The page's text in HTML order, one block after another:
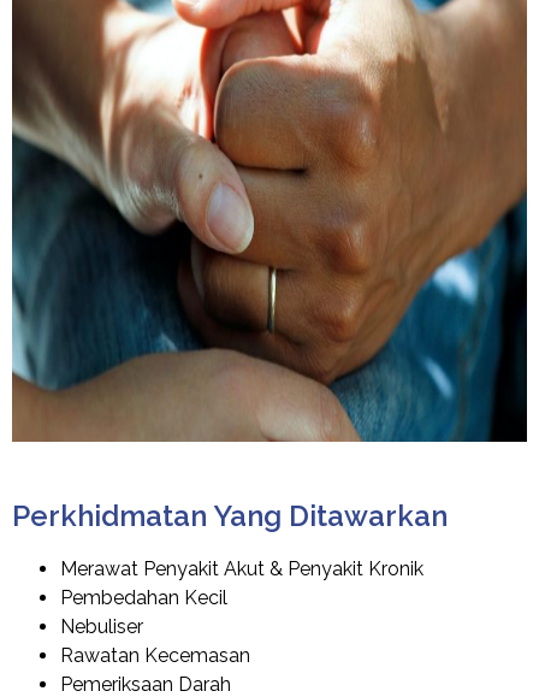
Perkhidmatan Yang Ditawarkan
Merawat Penyakit Akut & Penyakit Kronik
Pembedahan Kecil
Nebuliser
Rawatan Kecemasan
Pemeriksaan Darah